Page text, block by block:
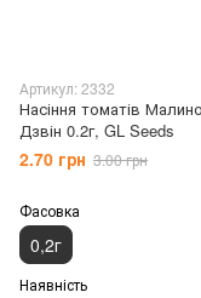
Артикул: 2332
Насіння томатів
Дзвін 0.2г, GL Seeds
2.70 грн 3.00 грн
Фасовка
0,2г
Наявність